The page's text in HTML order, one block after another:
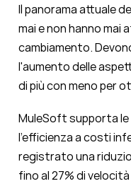
Il panorama attuale
mai e non hanno
cambiamento.
l'aumento delle
di più con meno per
MuleSoft supporta
l'efficienza a costi
registrato una
fino al 27% di